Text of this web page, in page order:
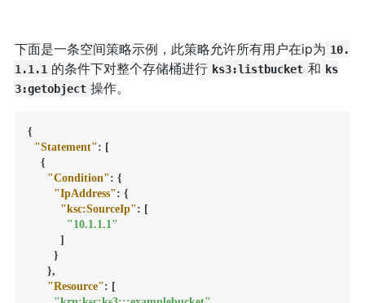
下面是一条空间策略示例，此策略允许所有用户在ip为 10.
1.1.1 的条件下对整个存储桶进行 ks3:listbucket 和 ks
3:getobject 操作。
{
"Statement": [
{
"Condition": {
"IpAddress": {
"ksc:SourceIp": [
"10.1.1.1"
]
}
},
"Resource": [